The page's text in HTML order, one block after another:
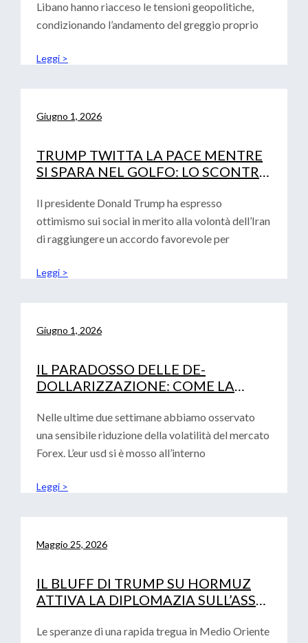
Libano hanno riacceso le tensioni geopolitiche,
condizionando l’andamento del greggio proprio
Leggi >
Giugno 1, 2026
TRUMP TWITTA LA PACE MENTRE
SI SPARA NEL GOLFO: LO SCONTRO
DI WARSH
Il presidente Donald Trump ha espresso
ottimismo sui social in merito alla volontà dell’Iran
di raggiungere un accordo favorevole per
Leggi >
Giugno 1, 2026
IL PARADOSSO DELLE DE-
DOLLARIZZAZIONE: COME LA
RAFFORZA IL BIGLIETTO VERDE
Nelle ultime due settimane abbiamo osservato
una sensibile riduzione della volatilità del mercato
Forex. L’eur usd si è mosso all’interno
Leggi >
Maggio 25, 2026
IL BLUFF DI TRUMP SU HORMUZ
ATTIVA LA DIPLOMAZIA SULL’ASSE
Le speranze di una rapida tregua in Medio Oriente